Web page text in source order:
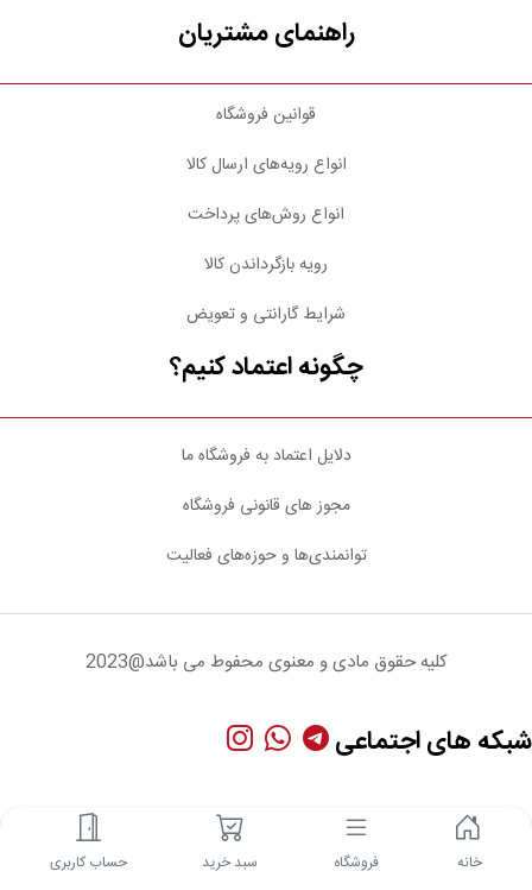
خانه فروشگاه سبد خرید حساب کاربری
راهنمای مشتریان
قوانین فروشگاه
انواع رویه‌های ارسال کالا
انواع روش‌های پرداخت
رویه بازگرداندن کالا
شرایط گارانتی و تعویض
چگونه اعتماد کنیم؟
دلایل اعتماد به فروشگاه ما
مجوز های قانونی فروشگاه
توانمندی‌ها و حوزه‌های فعالیت
کلیه حقوق مادی و معنوی محفوط می باشد@2023
شبکه های اجتماعی